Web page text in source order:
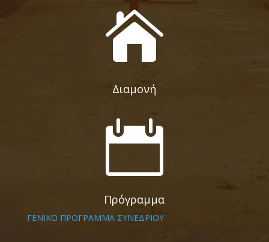

Διαμονή

Πρόγραμμα
ΓΕΝΙΚΟ ΠΡΟΓΡΑΜΜΑ ΣΥΝΕΔΡΙΟΥ